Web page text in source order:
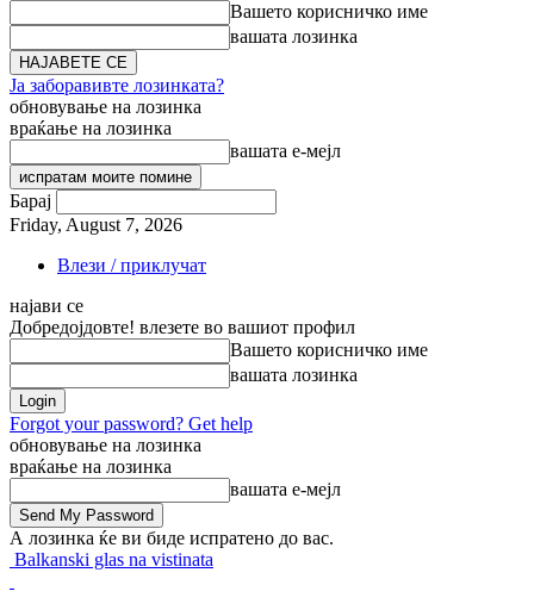
Вашето корисничко име
вашата лозинка
Ја заборавивте лозинката?
обновување на лозинка
враќање на лозинка
вашата е-мејл
Барај
Friday, August 7, 2026
Влези / приклучат
најави се
Добредојдовте! влезете во вашиот профил
Вашето корисничко име
вашата лозинка
Forgot your password? Get help
обновување на лозинка
враќање на лозинка
вашата е-мејл
А лозинка ќе ви биде испратено до вас.
Balkanski glas na vistinata